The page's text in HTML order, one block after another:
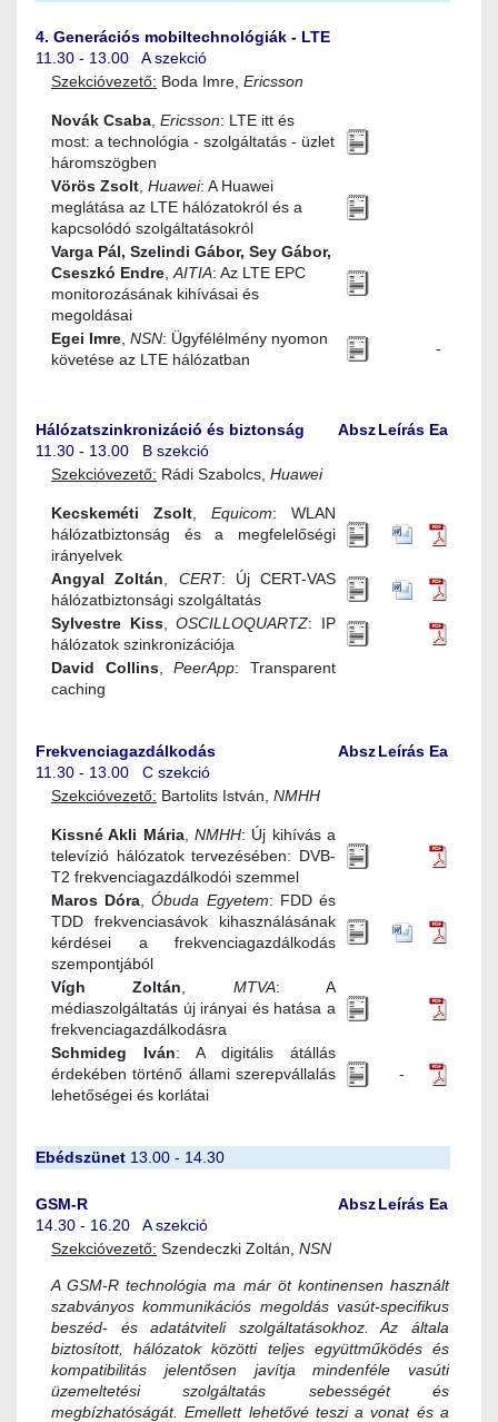
4. Generációs mobiltechnológiák - LTE
11.30 - 13.00 A szekció
Szekcióvezető: Boda Imre, Ericsson
Novák Csaba Ericsson: LTE itt és
most: a technológia - szolgáltatás - üzlet
háromszögben
Vörös Zsolt Huawei: A Huawei
meglátása az LTE hálózatokról és a
kapcsolódó szolgáltatásokról
Varga Pál, Szelindi Gábor, Sey Gábor,
Cseszkó Endre AITIA: Az LTE EPC
monitorozásának kihívásai és
megoldásai
Egei Imre NSN: Ügyfélélmény nyomon
követése az LTE hálózatban
-
Hálózatszinkronizáció és biztonság
11.30 - 13.00 B szekció
AbszLeírás Ea
Szekcióvezető: Rádi Szabolcs, Huawei
Kecskeméti Zsolt Equicom: WLAN
hálózatbiztonság és a megfelelőségi
irányelvek
Angyal Zoltán
CERT: Új CERT-VAS
hálózatbiztonsági szolgáltatás
Sylvestre Kiss,OSCILLOQUARTZ: IP
hálózatok szinkronizációja
David Collins,PeerApp: Transparent
caching
Frekvenciagazdálkodás
11.30 - 13.00 C szekció
AbszLeírás Ea
Szekcióvezető: Bartolits István, NMHH
Kissné Akli Mária,NMHH: Új kihívás a
televízió hálózatok tervezésében: DVB-
T2 frekvenciagazdálkodói szemmel
Maros Dóra ,Óbuda Egyetem: FDD és
TDD frekvenciasávok kihasználásának
kérdései a frekvenciagazdálkodás
szempontjából
Vígh Zoltán
MTVA: A
médiaszolgáltatás új irányai és hatása a
frekvenciagazdálkodásra
Schmideg Iván: A digitális átállás
érdekében történő állami szerepvállalás
lehetőségei és korlátai
-
Ebédszünet 13.00 - 14.30
GSM-R
14.30 - 16.20 A szekció
AbszLeírás Ea
Szekcióvezető: Szendeczki Zoltán, NSN
A GSM-R technológia ma már öt kontinensen használt
szabványos kommunikációs megoldás vasút-specifikus
beszéd- és adatátviteli szolgáltatásokhoz. Az általa
biztosított, hálózatok közötti teljes együttműködés és
kompatibilitás jelentősen javítja mindenféle vasúti
üzemeltetési szolgáltatás sebességét és
megbízhatóságát. Emellett lehetővé teszi a vonat és a